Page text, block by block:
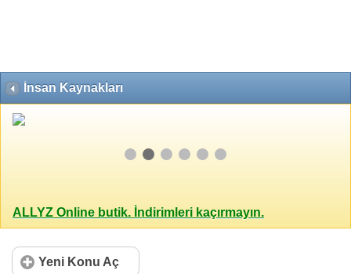
İnsan Kaynakları
ALLYZ Online butik. İndirimleri kaçırmayın.
Yeni Konu Aç